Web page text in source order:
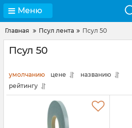
Меню
Главная Псул лента Псул 50
Псул 50
умолчанию цене
названию
рейтингу